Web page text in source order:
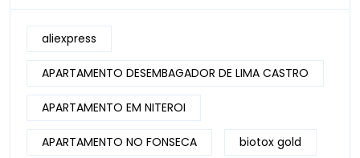
aliexpress
APARTAMENTO DESEMBAGADOR DE LIMA CASTRO
APARTAMENTO EM NITEROI
APARTAMENTO NO FONSECA biotox gold